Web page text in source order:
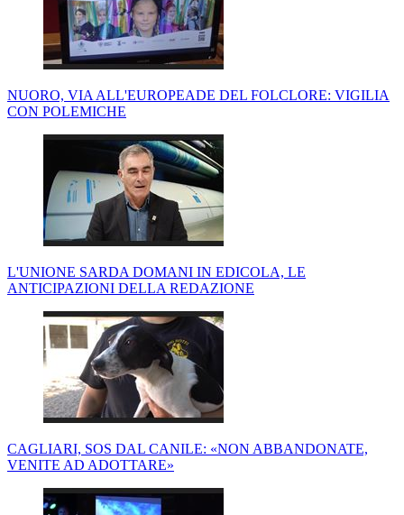
NUORO, VIA ALL'EUROPEADE DEL FOLCLORE: VIGILIA
CON POLEMICHE
L'UNIONE SARDA DOMANI IN EDICOLA, LE
ANTICIPAZIONI DELLA REDAZIONE
CAGLIARI, SOS DAL CANILE: «NON ABBANDONATE,
VENITE AD ADOTTARE»